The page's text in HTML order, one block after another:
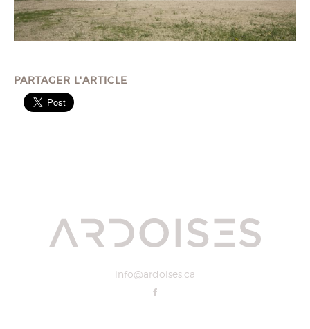
PARTAGER L'ARTICLE
info@ardoises.ca